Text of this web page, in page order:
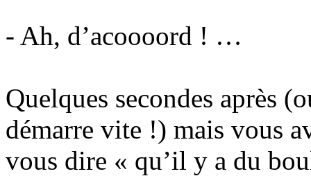
- Ah, d’acoooord ! …
Quelques secondes après
démarre vite !) mais vous
vous dire « qu’il y a du